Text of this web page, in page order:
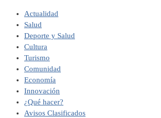
Actualidad
Salud
Deporte y Salud
Cultura
Turismo
Comunidad
Economía
Innovación
¿Qué hacer?
Avisos Clasificados